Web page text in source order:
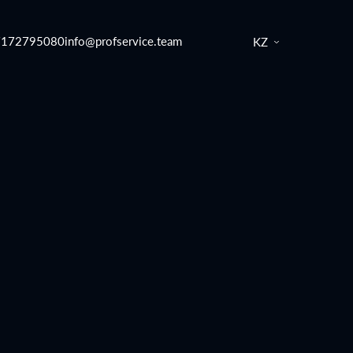
info@profservice.team KZ